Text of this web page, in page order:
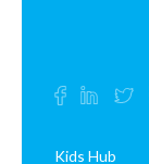
Kids Hub